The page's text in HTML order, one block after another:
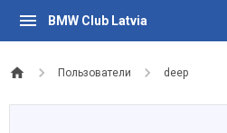
BMW Club Latvia
Пользователи deep